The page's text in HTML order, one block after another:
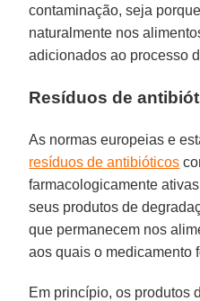
contaminação, seja
naturalmente nos
adicionados ao processo
Resíduos de
As normas europeias e
resíduos de antibióticos
farmacologicamente
seus produtos de
que permanecem nos
aos quais o medicamento
Em princípio, os produtos